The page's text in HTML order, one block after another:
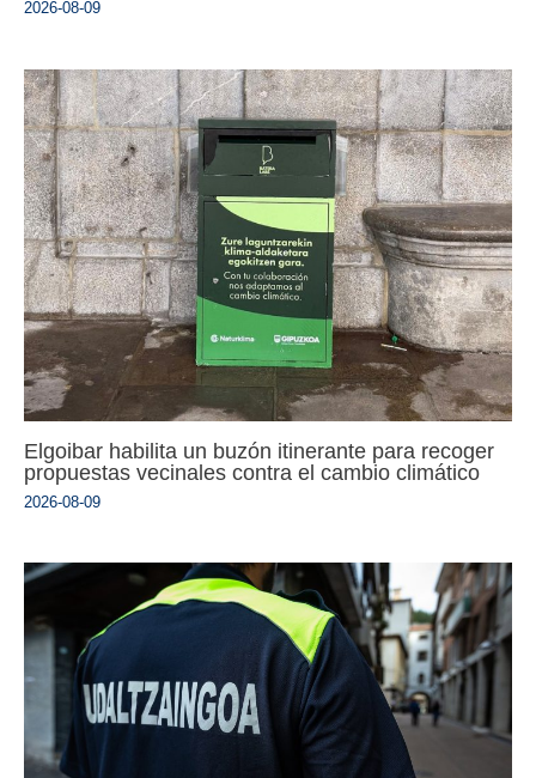
2026-08-09
Elgoibar habilita un buzón itinerante para recoger
propuestas vecinales contra el cambio climático
2026-08-09